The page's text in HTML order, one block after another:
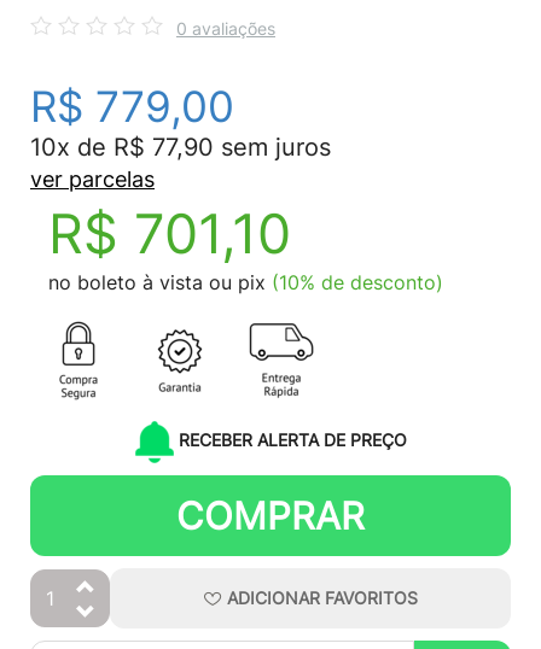
0 avaliações
R$ 779,00
10x de R$ 77,90 sem juros
ver parcelas
R$ 701,10
no boleto à vista ou pix (10% de desconto)
RECEBER ALERTA DE PREÇO
COMPRAR
ADICIONAR FAVORITOS